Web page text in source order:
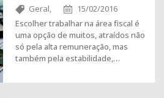
Geral,
15/02/2016
Escolher trabalhar na área fiscal é
uma opção de muitos, atraídos não
só pela alta remuneração, mas
também pela estabilidade,…